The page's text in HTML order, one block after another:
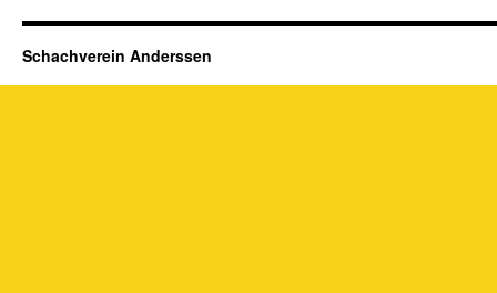
Schachverein Anderssen